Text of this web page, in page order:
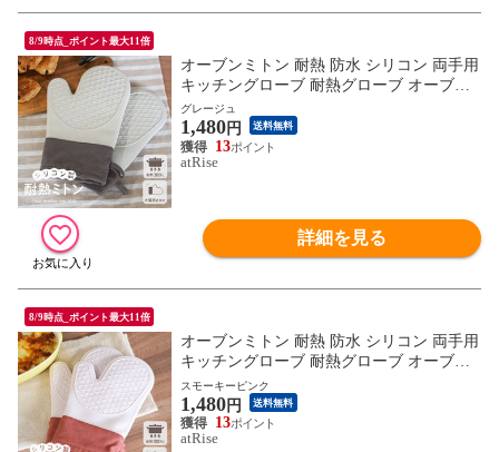
8/9時点_ポイント最大11倍
オーブンミトン 耐熱 防水 シリコン 両手用
キッチングローブ 耐熱グローブ オーブン
手袋 耐熱300℃ キッチン シリコングローブ
シリコンミトン 手袋 耐熱防水 滑り止め か
わいい 洗える 左右手兼用 あったか ループ
ギフト プレゼント ギフト
グレージュ
1,480円 送料無料
13
atRise
詳細を見る
8/9時点_ポイント最大11倍
オーブンミトン 耐熱 防水 シリコン 両手用
キッチングローブ 耐熱グローブ オーブン
手袋 耐熱300℃ キッチン シリコングローブ
シリコンミトン 手袋 耐熱防水 滑り止め か
わいい 洗える 左右手兼用 あったか ループ
ギフト プレゼント ギフト
スモーキーピンク
1,480円 送料無料
13
atRise